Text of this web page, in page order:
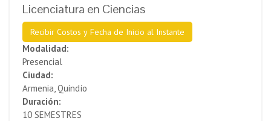
Licenciatura en Ciencias
Recibir Costos y Fecha de Inicio al Instante
Modalidad:
Presencial
Ciudad:
Armenia, Quindío
Duración:
10 SEMESTRES